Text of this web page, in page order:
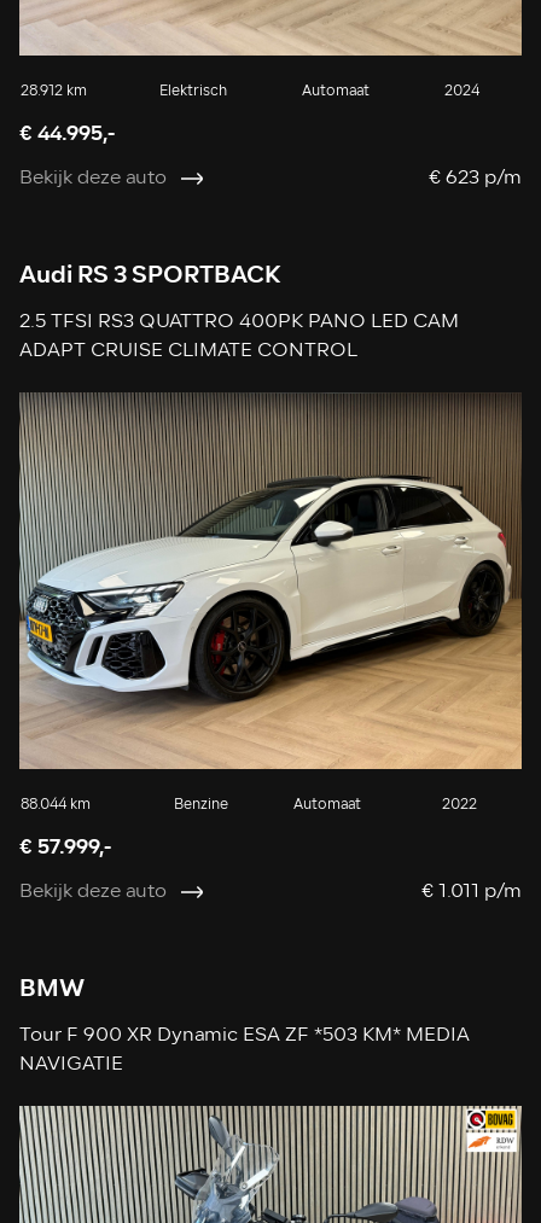
28.912 km Elektrisch Automaat 2024
€ 44.995,-
Bekijk deze auto € 623 p/m
Audi RS 3 SPORTBACK
2.5 TFSI RS3 QUATTRO 400PK PANO LED CAM
ADAPT CRUISE CLIMATE CONTROL
88.044 km Benzine Automaat 2022
€ 57.999,-
Bekijk deze auto € 1.011 p/m
BMW
Tour F 900 XR Dynamic ESA ZF *503 KM* MEDIA
NAVIGATIE